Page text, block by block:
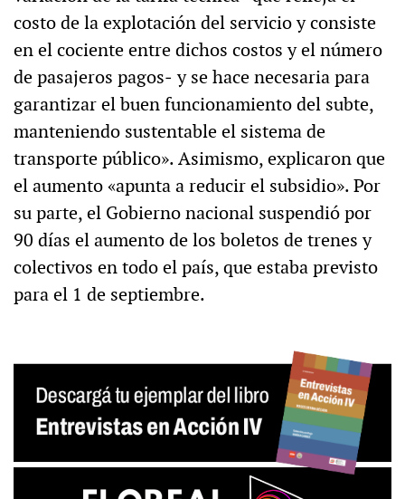
costo de la explotación del servicio y consiste
en el cociente entre dichos costos y el número
de pasajeros pagos‒ y se hace necesaria para
garantizar el buen funcionamiento del subte,
manteniendo sustentable el sistema de
transporte público». Asimismo, explicaron que
el aumento «apunta a reducir el subsidio». Por
su parte, el Gobierno nacional suspendió por
90 días el aumento de los boletos de trenes y
colectivos en todo el país, que estaba previsto
para el 1 de septiembre.